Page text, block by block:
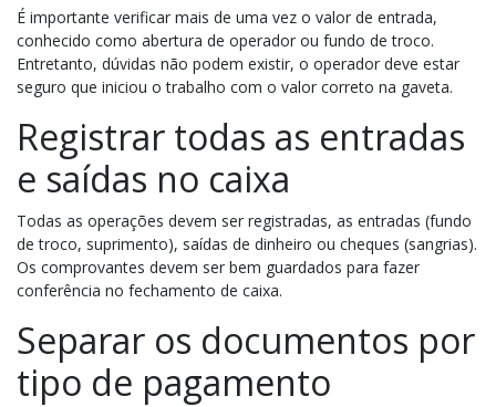
É importante verificar mais de uma vez o valor de entrada,
conhecido como abertura de operador ou fundo de troco.
Entretanto, dúvidas não podem existir, o operador deve estar
seguro que iniciou o trabalho com o valor correto na gaveta.
Registrar todas as entradas
e saídas no caixa
Todas as operações devem ser registradas, as entradas (fundo
de troco, suprimento), saídas de dinheiro ou cheques (sangrias).
Os comprovantes devem ser bem guardados para fazer
conferência no fechamento de caixa.
Separar os documentos por
tipo de pagamento